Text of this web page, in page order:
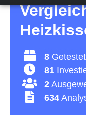
8
81
2
634